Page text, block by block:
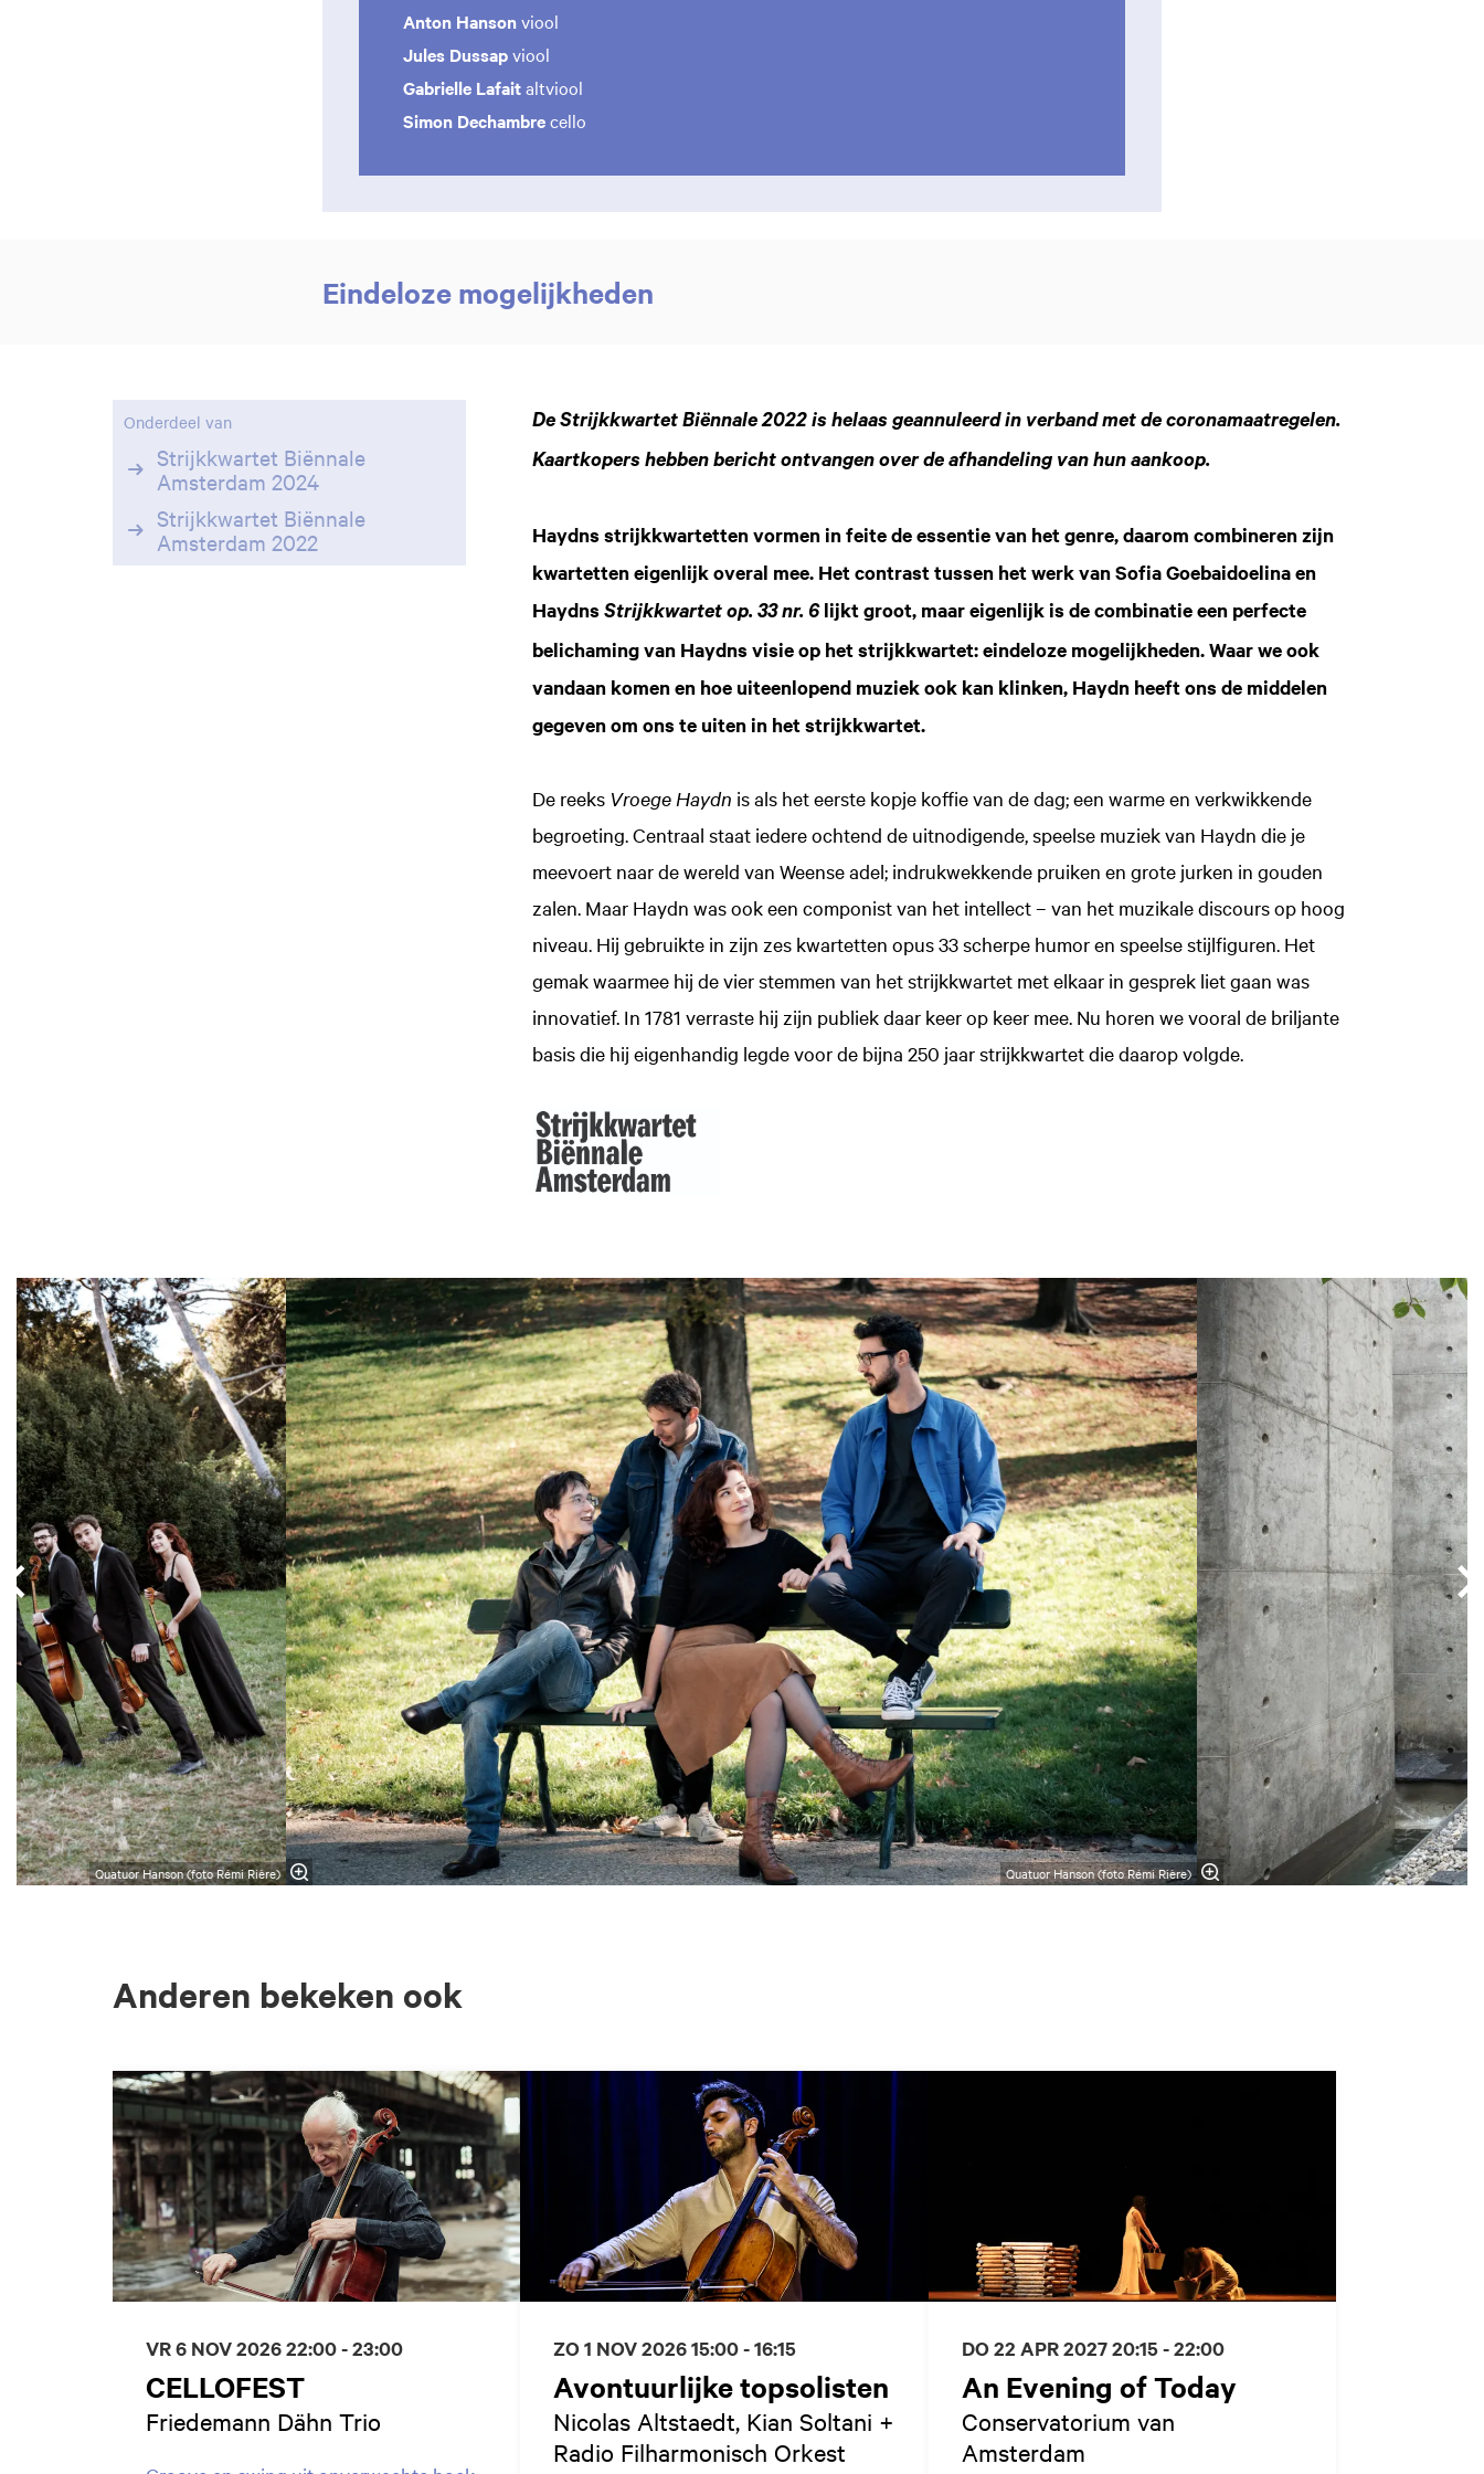
Anton Hansonviool
Jules Dussapviool
Gabrielle Lafaitaltviool
Simon Dechambrecello
Eindeloze mogelijkheden
De Strijkkwartet Biënnale 2022 is helaas geannuleerd in verband met de coronamaatregelen.
Kaartkopers hebben bericht ontvangen over de afhandeling van hun aankoop.
Haydns strijkkwartetten vormen in feite de essentie van het genre, daarom combineren zijn
kwartetten eigenlijk overal mee. Het contrast tussen het werk van Sofia Goebaidoelina en
Haydns Strijkkwartet op. 33 nr. 6lijkt groot, maar eigenlijk is de combinatie een perfecte
belichaming van Haydns visie op het strijkkwartet: eindeloze mogelijkheden. Waar we ook
vandaan komen en hoe uiteenlopend muziek ook kan klinken, Haydn heeft ons de middelen
gegeven om ons te uiten in het strijkkwartet.
De reeks Vroege Haydn is als het eerste kopje koffie van de dag; een warme en verkwikkende
begroeting. Centraal staat iedere ochtend de uitnodigende, speelse muziek van Haydn die je
meevoert naar de wereld van Weense adel; indrukwekkende pruiken en grote jurken in gouden
zalen. Maar Haydn was ook een componist van het intellect – van het muzikale discours op hoog
niveau. Hij gebruikte in zijn zes kwartetten opus 33 scherpe humor en speelse stijlfiguren. Het
gemak waarmee hij de vier stemmen van het strijkkwartet met elkaar in gesprek liet gaan was
innovatief. In 1781 verraste hij zijn publiek daar keer op keer mee. Nu horen we vooral de briljante
basis die hij eigenhandig legde voor de bijna 250 jaar strijkkwartet die daarop volgde.
Onderdeel van
Strijkkwartet Biënnale
Amsterdam 2024
Strijkkwartet Biënnale
Amsterdam 2022
Overslaan
Quatuor Hanson (foto Rémi Rière) Quatuor Hanson (foto Rémi Rière)
Anderen bekeken ook
CELLOFEST
Friedemann Dähn Trio
VR 6 NOV 202622:00 - 23:00
Avontuurlijke topsolisten
Nicolas Altstaedt, Kian Soltani +
Radio Filharmonisch Orkest
ZO 1 NOV 202615:00 - 16:15
An Evening of Today
Conservatorium van
Amsterdam
DO 22 APR 202720:15 - 22:00